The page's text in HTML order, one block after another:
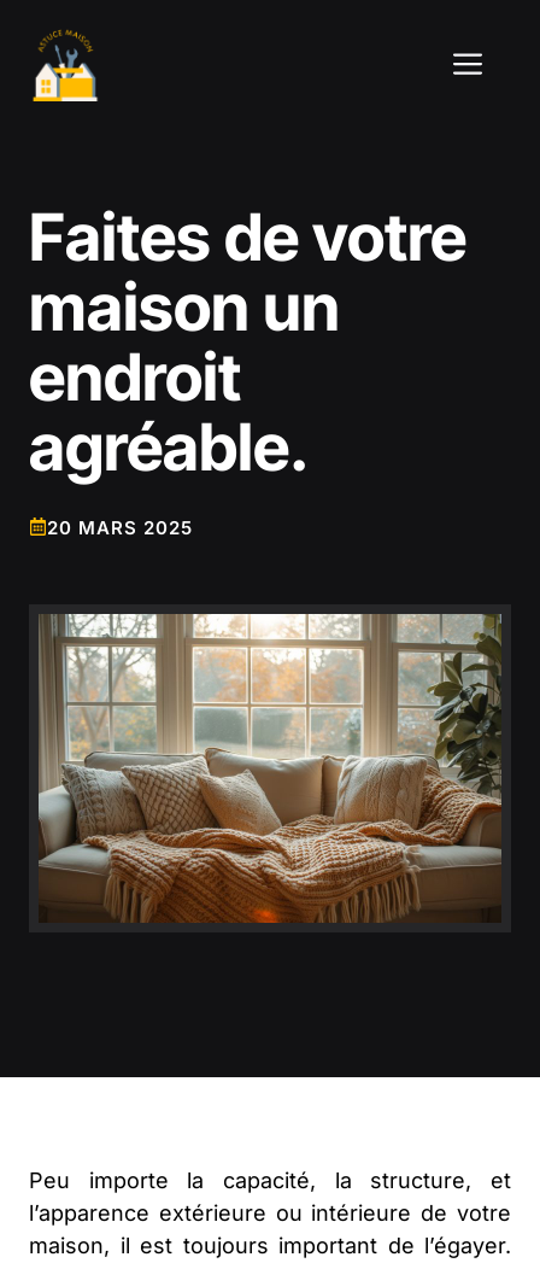
contenu
Faites de votre
maison un
endroit
agréable.
20 MARS 2025
Peu importe la capacité, la structure, et
l’apparence extérieure ou intérieure de votre
maison, il est toujours important de l’égayer.